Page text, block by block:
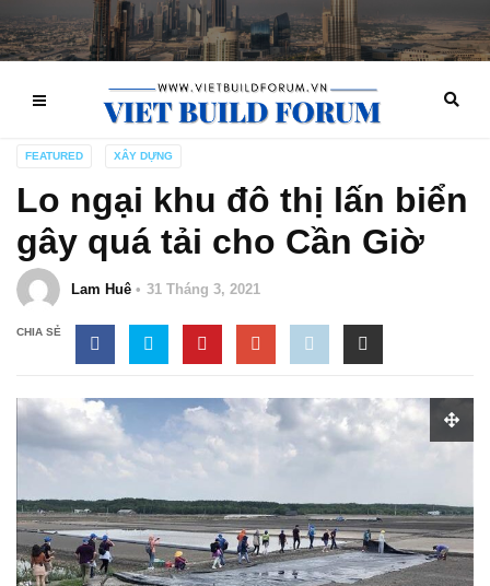
FEATURED XÂY DỰNG
Lo ngại khu đô thị lấn biển
gây quá tải cho Cần Giờ
Lam Huê 31 Tháng 3, 2021
CHIA SẺ